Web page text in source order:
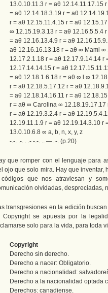
13.0.10.11.3 r = aθ 12.14.11.17.15
= aθ 12.14.18.3.19 r = aθ
r = aθ 12.15.11.4.15 r = aθ
∞ 12.15.19.3.13 r = aθ 12.16.5.5.4
= aθ 12.16.13.4.9 r = aθ
aθ 12.16.16.13.18 r = aθ ∞ Mami ∞
12.17.2.1.18 r = aθ 12.17.9.14.14 r
12.17.14.14.15 r = aθ
= aθ 12.18.1.6.18 r = aθ ∞ l ∞
r = aθ 12.18.5.17.12 r = aθ
= aθ 12.18.14.16.11 r = aθ
r = aθ ∞ Carolina ∞ 12.18.19.17.17
r = aθ 12.19.3.2.4 r = aθ
12.19.11.1.9 r = aθ 12.19.14.3.10 r
13.0.10.6.8 ∞ a, b, n, x, y, z
-.-. .-. . .- -.-. .. —. -. (p.20)
que romper con el lenguaje para
ojo que solo mira. Hay que inventar,
que nos atraviesan y
olvidadas, despreciadas,
transgresiones en la edición
Copyright se apuesta por la
solo para la vida, para toda
Copyright
Derecho sin derecho.
Derecho a nacer: Obligatorio.
Derecho a nacionalidad:
Derecho a la nacionalidad optada
Derechos: canadiense.